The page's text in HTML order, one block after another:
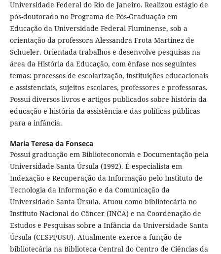
Universidade Federal do Rio de Janeiro. Realizou estágio de
pós-doutorado no Programa de Pós-Graduação em
Educação da Universidade Federal Fluminense, sob a
orientação da professora Alessandra Frota Martinez de
Schueler. Orientada trabalhos e desenvolve pesquisas na
área da História da Educação, com ênfase nos seguintes
temas: processos de escolarização, instituições educacionais
e assistenciais, sujeitos escolares, professores e professoras.
Possui diversos livros e artigos publicados sobre história da
educação e história da assistência e das políticas públicas
para a infância.
Maria Teresa da Fonseca
Possui graduação em Biblioteconomia e Documentação pela
Universidade Santa Úrsula (1992). É especialista em
Indexação e Recuperação da Informação pelo Instituto de
Tecnologia da Informação e da Comunicação da
Universidade Santa Úrsula. Atuou como bibliotecária no
Instituto Nacional do Câncer (INCA) e na Coordenação de
Estudos e Pesquisas sobre a Infância da Universidade Santa
Úrsula (CESPI/USU). Atualmente exerce a função de
bibliotecária na Biblioteca Central do Centro de Ciências da